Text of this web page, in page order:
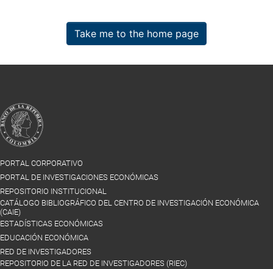
Take me to the home page
PORTAL CORPORATIVO
PORTAL DE INVESTIGACIONES ECONÓMICAS
REPOSITORIO INSTITUCIONAL
CATÁLOGO BIBLIOGRÁFICO DEL CENTRO DE INVESTIGACIÓN ECONÓMICA
(CAIE)
ESTADÍSTICAS ECONÓMICAS
EDUCACIÓN ECONÓMICA
RED DE INVESTIGADORES
REPOSITORIO DE LA RED DE INVESTIGADORES (RIEC)